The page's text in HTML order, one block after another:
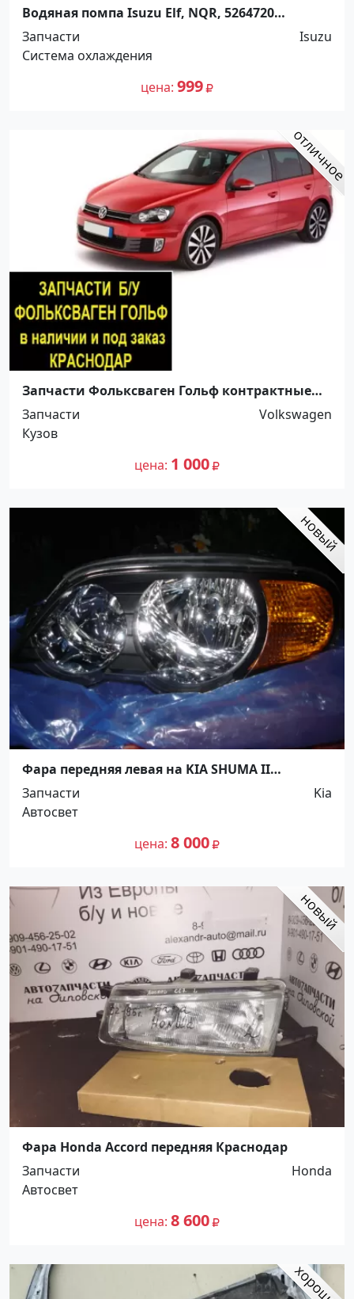
Водяная помпа Isuzu Elf, NQR, 5264720
Краснодар
Запчасти
Isuzu
Система охлаждения
цена 999
Запчасти Фольксваген Гольф контрактные
Краснодар
Запчасти
Volkswagen
Кузов
цена 1 000
Фара передняя левая на KIA SHUMA II
Краснодар
Запчасти
Kia
Автосвет
цена 8 000
Фара Honda Accord передняя Краснодар
Запчасти
Honda
Автосвет
цена 8 600